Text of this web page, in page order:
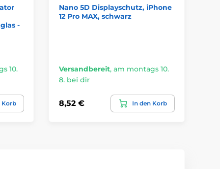
-
10.
Korb
Nano 5D Displayschutz, iPhone
12 Pro MAX, schwarz
Versandbereit, am montags 10.
8. bei dir
8,52 € In den Korb